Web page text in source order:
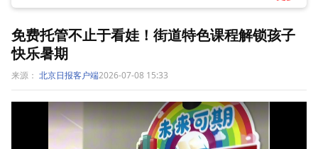
免费托管不止于看娃！街道特色课程解锁孩子
快乐暑期
来源： 北京日报客户端2026-07-08 15:33